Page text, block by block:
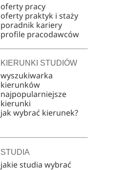
oferty pracy
oferty praktyk i staży
poradnik kariery
profile pracodawców
KIERUNKI STUDIÓW
wyszukiwarka
kierunków
najpopularniejsze
kierunki
jak wybrać kierunek?
STUDIA
jakie studia wybrać